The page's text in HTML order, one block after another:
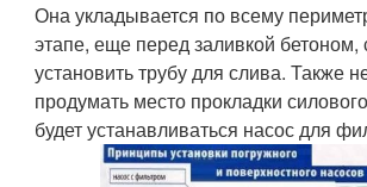
Она укладывается по всему
этапе, еще перед заливкой бетоном,
установить трубу для слива. Также
продумать место прокладки
будет устанавливаться насос для